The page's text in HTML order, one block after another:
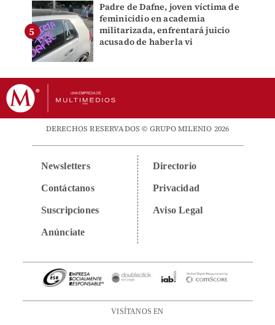
Padre de Dafne, joven víctima de
feminicidio en academia
militarizada, enfrentará juicio
acusado de haberla vi
DERECHOS RESERVADOS © GRUPO MILENIO 2026
Newsletters
Contáctanos
Suscripciones
Anúnciate
Directorio
Privacidad
Aviso Legal
VISÍTANOS EN